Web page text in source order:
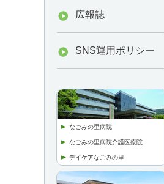
広報誌
SNS運用ポリシー
なごみの里病院
なごみの里病院介護医療院
デイケアなごみの里